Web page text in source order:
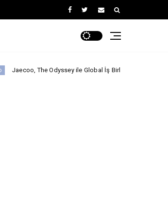
Odyssey ile Global İş Birliğini Duyurdu!